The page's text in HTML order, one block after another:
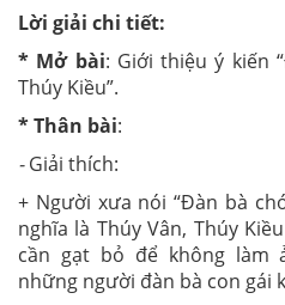
Lời giải chi tiết:
* Mở bài: Giới thiệu ý kiến
Thúy Kiều”.
* Thân bài:
-Giải thích:
+ Người xưa nói “Đàn bà
nghĩa là Thúy Vân, Thúy
cần gạt bỏ để không làm
những người đàn bà con gái